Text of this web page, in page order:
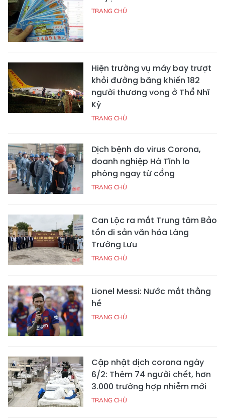
TRANG CHỦ
Hiện trường vụ máy bay trượt
khỏi đường băng khiến 182
người thương vong ở Thổ Nhĩ
Kỳ
TRANG CHỦ
Dịch bệnh do virus Corona,
doanh nghiệp Hà Tĩnh lo
phòng ngay từ cổng
TRANG CHỦ
Can Lộc ra mắt Trung tâm Bảo
tồn di sản văn hóa Làng
Trường Lưu
TRANG CHỦ
Lionel Messi: Nước mắt thằng
hề
TRANG CHỦ
Cập nhật dịch corona ngày
6/2: Thêm 74 người chết, hơn
3.000 trường hợp nhiễm mới
TRANG CHỦ